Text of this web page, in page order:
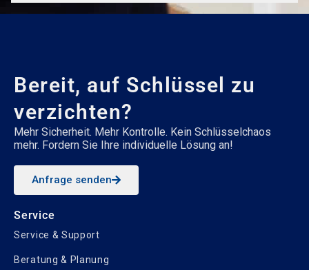
Bereit, auf Schlüssel zu
verzichten?
Mehr Sicherheit. Mehr Kontrolle. Kein Schlüsselchaos
mehr. Fordern Sie Ihre individuelle Lösung an!
Anfrage senden
Service
Service & Support
Beratung & Planung